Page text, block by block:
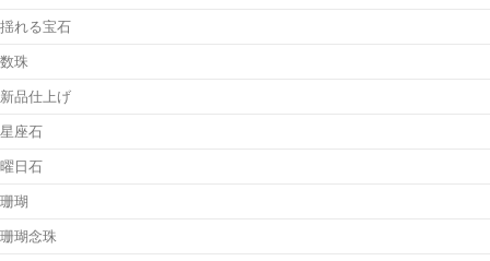
揺れる宝石
数珠
新品仕上げ
星座石
曜日石
珊瑚
珊瑚念珠